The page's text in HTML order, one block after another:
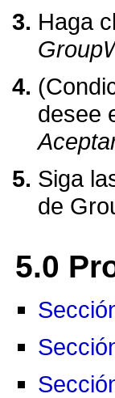
Haga
desee
Siga
de
5.0